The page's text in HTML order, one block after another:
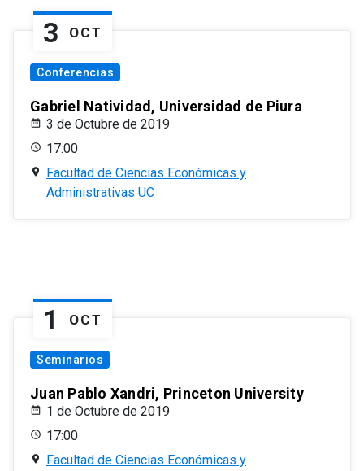
3 OCT
Conferencias
Gabriel Natividad, Universidad de Piura
3 de Octubre de 2019
17:00
Facultad de Ciencias Económicas y
Administrativas UC
1 OCT
Seminarios
Juan Pablo Xandri, Princeton University
1 de Octubre de 2019
17:00
Facultad de Ciencias Económicas y